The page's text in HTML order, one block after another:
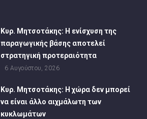
Κυρ. Μητσοτάκης: Η ενίσχυση της
παραγωγικής βάσης αποτελεί
στρατηγική προτεραιότητα
6 Αυγούστου, 2026
Κυρ. Μητσοτάκης: Η χώρα δεν μπορεί
να είναι άλλο αιχμάλωτη των
κυκλωμάτων